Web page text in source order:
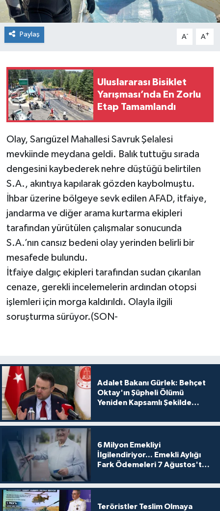
Paylaş A- A+
Uluslararası Bisiklet
Yarışması’nda En Zorlu
Etap Tamamlandı
Olay, Sarıgüzel Mahallesi Savruk Şelalesi
mevkiinde meydana geldi. Balık tuttuğu sırada
dengesini kaybederek nehre düştüğü belirtilen
S.A., akıntıya kapılarak gözden kaybolmuştu.
İhbar üzerine bölgeye sevk edilen AFAD, itfaiye,
jandarma ve diğer arama kurtarma ekipleri
tarafından yürütülen çalışmalar sonucunda
S.A.’nın cansız bedeni olay yerinden belirli bir
mesafede bulundu.
İtfaiye dalgıç ekipleri tarafından sudan çıkarılan
cenaze, gerekli incelemelerin ardından otopsi
işlemleri için morga kaldırıldı. Olayla ilgili
soruşturma sürüyor.(SON-
Adalet Bakanı Gürlek: Behçet
Oktay'ın Şüpheli Ölümü
Yeniden Kapsamlı Şekilde
6 Milyon Emekliyi
İlgilendiriyor... Emekli Aylığı
Fark Ödemeleri 7 Ağustos'ta
Teröristler Teslim Olmaya